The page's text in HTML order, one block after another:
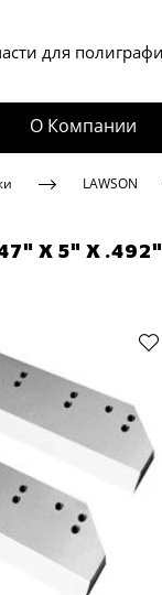
для
О Компании
LAWSON
X 5" X